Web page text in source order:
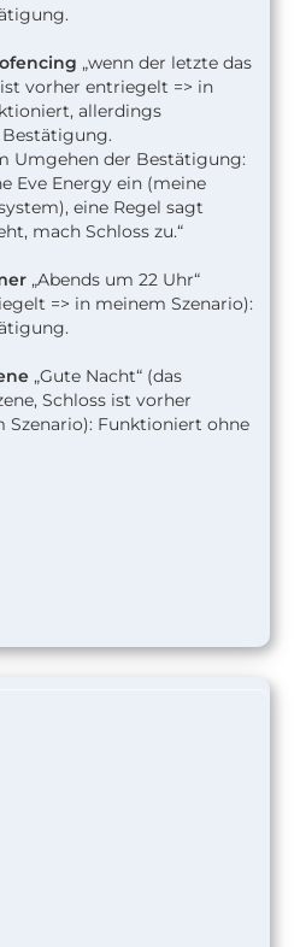
„wenn der letzte das
ist vorher entriegelt => in
allerdings
Umgehen der Bestätigung:
Eve Energy ein (meine
eine Regel sagt
mach Schloss zu.“
„Abends um 22 Uhr“
=> in meinem Szenario):
„Gute Nacht“ (das
Schloss ist vorher
Szenario): Funktioniert ohne